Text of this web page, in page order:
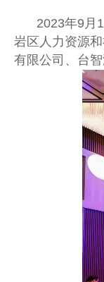
2023年9 月
岩区人力资源
有限公司、台